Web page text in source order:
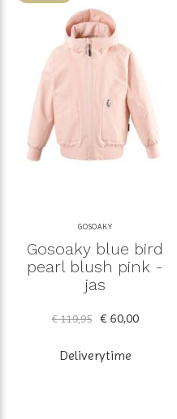
GOSOAKY
Gosoaky blue bird
pearl blush pink -
jas
€ 119,95 € 60,00
Deliverytime